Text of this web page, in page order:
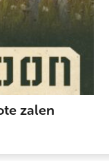
zalen